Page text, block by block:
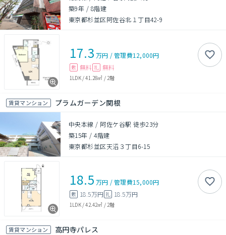
築9年 / 8階建
東京都杉並区阿佐谷北１丁目42-9
17.3 万円 /管理費12,000円
敷 無料 礼 無料
1LDK/41.28㎡ / 2階
賃貸マンション プラムガーデン関根
中央本線 / 阿佐ケ谷駅 徒歩23分
築15年 /4階建
東京都杉並区天沼３丁目6-15
18.5 万円 /管理費15,000円
敷 18.5万円 礼 18.5万円
1LDK/42.42㎡ / 2階
賃貸マンション 高円寺パレス